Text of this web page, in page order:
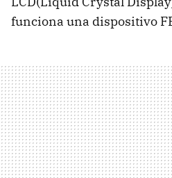
funciona una dispositivo